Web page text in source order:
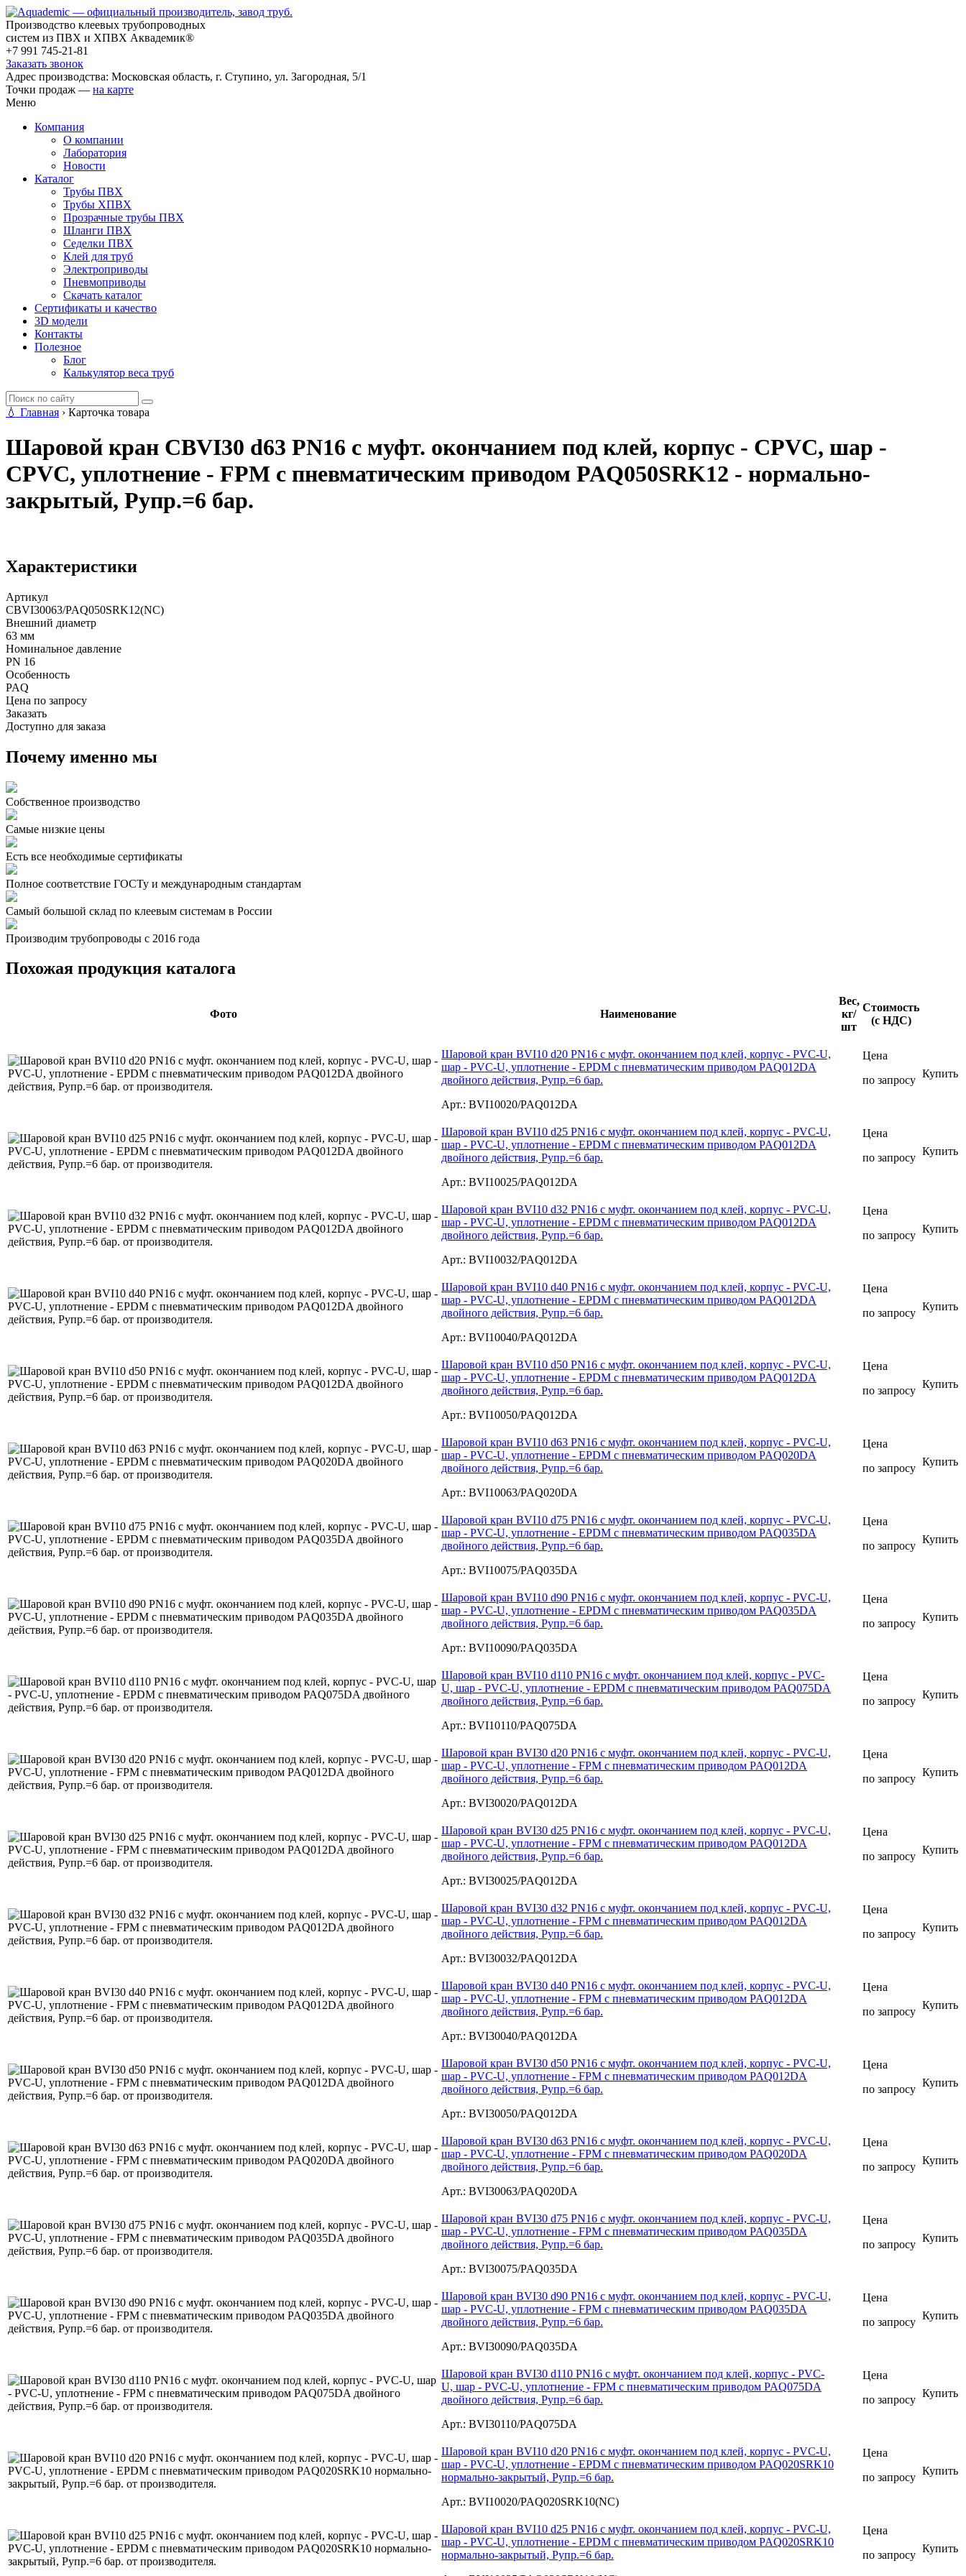
Производство клеевых трубопроводных
систем из ПВХ и ХПВХ Аквадемик®
+7 991 745-21-81
Заказать звонок
Адрес производства: Московская область, г. Ступино, ул. Загородная, 5/1
Точки продаж — на карте
Меню
Компания
О компании
Лаборатория
Новости
Каталог
Трубы ПВХ
Трубы ХПВХ
Прозрачные трубы ПВХ
Шланги ПВХ
Седелки ПВХ
Клей для труб
Электроприводы
Пневмоприводы
Скачать каталог
Сертификаты и качество
3D модели
Контакты
Полезное
Блог
Калькулятор веса труб
💧 Главная › Карточка товара
Шаровой кран CBVI30 d63 PN16 с муфт. окончанием под клей, корпус - CPVC, шар -
CPVC, уплотнение - FPM с пневматическим приводом PAQ050SRK12 - нормально-
закрытый, Рупр.=6 бар.
Характеристики
Артикул
CBVI30063/PAQ050SRK12(NC)
Внешний диаметр
63 мм
Номинальное давление
PN 16
Особенность
PAQ
Цена по запросу
Заказать
Доступно для заказа
Почему именно мы
Собственное производство
Самые низкие цены
Есть все необходимые сертификаты
Полное соответствие ГОСТу и международным стандартам
Самый большой склад по клеевым системам в России
Производим трубопроводы с 2016 года
Похожая продукция каталога
Фото Наименование
Вес,
кг/
шт
Стоимость
(с НДС)
Шаровой кран BVI10 d20 PN16 с муфт. окончанием под клей, корпус - PVC-U,
шар - PVC-U, уплотнение - EPDM с пневматическим приводом PAQ012DA
двойного действия, Рупр.=6 бар.
Арт.: BVI10020/PAQ012DA
Цена
по запросу
Купить
Шаровой кран BVI10 d25 PN16 с муфт. окончанием под клей, корпус - PVC-U,
шар - PVC-U, уплотнение - EPDM с пневматическим приводом PAQ012DA
двойного действия, Рупр.=6 бар.
Арт.: BVI10025/PAQ012DA
Цена
по запросу
Купить
Шаровой кран BVI10 d32 PN16 с муфт. окончанием под клей, корпус - PVC-U,
шар - PVC-U, уплотнение - EPDM с пневматическим приводом PAQ012DA
двойного действия, Рупр.=6 бар.
Арт.: BVI10032/PAQ012DA
Цена
по запросу
Купить
Шаровой кран BVI10 d40 PN16 с муфт. окончанием под клей, корпус - PVC-U,
шар - PVC-U, уплотнение - EPDM с пневматическим приводом PAQ012DA
двойного действия, Рупр.=6 бар.
Арт.: BVI10040/PAQ012DA
Цена
по запросу
Купить
Шаровой кран BVI10 d50 PN16 с муфт. окончанием под клей, корпус - PVC-U,
шар - PVC-U, уплотнение - EPDM с пневматическим приводом PAQ012DA
двойного действия, Рупр.=6 бар.
Арт.: BVI10050/PAQ012DA
Цена
по запросу
Купить
Шаровой кран BVI10 d63 PN16 с муфт. окончанием под клей, корпус - PVC-U,
шар - PVC-U, уплотнение - EPDM с пневматическим приводом PAQ020DA
двойного действия, Рупр.=6 бар.
Арт.: BVI10063/PAQ020DA
Цена
по запросу
Купить
Шаровой кран BVI10 d75 PN16 с муфт. окончанием под клей, корпус - PVC-U,
шар - PVC-U, уплотнение - EPDM с пневматическим приводом PAQ035DA
двойного действия, Рупр.=6 бар.
Арт.: BVI10075/PAQ035DA
Цена
по запросу
Купить
Шаровой кран BVI10 d90 PN16 с муфт. окончанием под клей, корпус - PVC-U,
шар - PVC-U, уплотнение - EPDM с пневматическим приводом PAQ035DA
двойного действия, Рупр.=6 бар.
Арт.: BVI10090/PAQ035DA
Цена
по запросу
Купить
Шаровой кран BVI10 d110 PN16 с муфт. окончанием под клей, корпус - PVC-
U, шар - PVC-U, уплотнение - EPDM с пневматическим приводом PAQ075DA
двойного действия, Рупр.=6 бар.
Арт.: BVI10110/PAQ075DA
Цена
по запросу
Купить
Шаровой кран BVI30 d20 PN16 с муфт. окончанием под клей, корпус - PVC-U,
шар - PVC-U, уплотнение - FPM с пневматическим приводом PAQ012DA
двойного действия, Рупр.=6 бар.
Арт.: BVI30020/PAQ012DA
Цена
по запросу
Купить
Шаровой кран BVI30 d25 PN16 с муфт. окончанием под клей, корпус - PVC-U,
шар - PVC-U, уплотнение - FPM с пневматическим приводом PAQ012DA
двойного действия, Рупр.=6 бар.
Арт.: BVI30025/PAQ012DA
Цена
по запросу
Купить
Шаровой кран BVI30 d32 PN16 с муфт. окончанием под клей, корпус - PVC-U,
шар - PVC-U, уплотнение - FPM с пневматическим приводом PAQ012DA
двойного действия, Рупр.=6 бар.
Арт.: BVI30032/PAQ012DA
Цена
по запросу
Купить
Шаровой кран BVI30 d40 PN16 с муфт. окончанием под клей, корпус - PVC-U,
шар - PVC-U, уплотнение - FPM с пневматическим приводом PAQ012DA
двойного действия, Рупр.=6 бар.
Арт.: BVI30040/PAQ012DA
Цена
по запросу
Купить
Шаровой кран BVI30 d50 PN16 с муфт. окончанием под клей, корпус - PVC-U,
шар - PVC-U, уплотнение - FPM с пневматическим приводом PAQ012DA
двойного действия, Рупр.=6 бар.
Арт.: BVI30050/PAQ012DA
Цена
по запросу
Купить
Шаровой кран BVI30 d63 PN16 с муфт. окончанием под клей, корпус - PVC-U,
шар - PVC-U, уплотнение - FPM с пневматическим приводом PAQ020DA
двойного действия, Рупр.=6 бар.
Арт.: BVI30063/PAQ020DA
Цена
по запросу
Купить
Шаровой кран BVI30 d75 PN16 с муфт. окончанием под клей, корпус - PVC-U,
шар - PVC-U, уплотнение - FPM с пневматическим приводом PAQ035DA
двойного действия, Рупр.=6 бар.
Арт.: BVI30075/PAQ035DA
Цена
по запросу
Купить
Шаровой кран BVI30 d90 PN16 с муфт. окончанием под клей, корпус - PVC-U,
шар - PVC-U, уплотнение - FPM с пневматическим приводом PAQ035DA
двойного действия, Рупр.=6 бар.
Арт.: BVI30090/PAQ035DA
Цена
по запросу
Купить
Шаровой кран BVI30 d110 PN16 с муфт. окончанием под клей, корпус - PVC-
U, шар - PVC-U, уплотнение - FPM с пневматическим приводом PAQ075DA
двойного действия, Рупр.=6 бар.
Арт.: BVI30110/PAQ075DA
Цена
по запросу
Купить
Шаровой кран BVI10 d20 PN16 с муфт. окончанием под клей, корпус - PVC-U,
шар - PVC-U, уплотнение - EPDM с пневматическим приводом PAQ020SRK10
нормально-закрытый, Рупр.=6 бар.
Арт.: BVI10020/PAQ020SRK10(NC)
Цена
по запросу
Купить
Шаровой кран BVI10 d25 PN16 с муфт. окончанием под клей, корпус - PVC-U,
шар - PVC-U, уплотнение - EPDM с пневматическим приводом PAQ020SRK10
нормально-закрытый, Рупр.=6 бар.
Цена
по запросу
Купить